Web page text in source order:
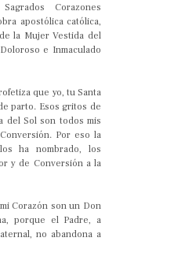
Corazones
apostólica católica,
la Mujer Vestida del
e Inmaculado
que yo, tu Santa
parto. Esos gritos de
del Sol son todos mis
Por eso la
ha nombrado, los
y de Conversión a la
Corazón son un Don
porque el Padre, a
no abandona a